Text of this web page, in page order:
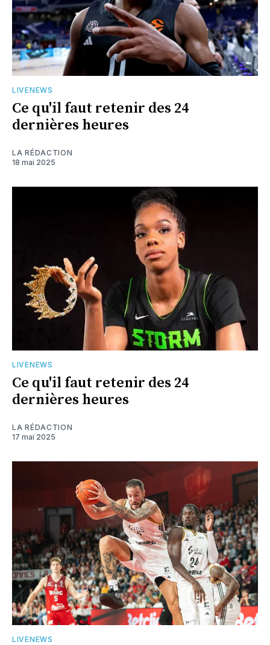
LIVENEWS
Ce qu'il faut retenir des 24
dernières heures
LA RÉDACTION
18 mai 2025
LIVENEWS
Ce qu'il faut retenir des 24
dernières heures
LA RÉDACTION
17 mai 2025
LIVENEWS